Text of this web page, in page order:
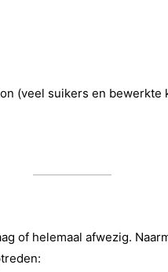
(veel suikers en bewerkte
of helemaal afwezig.